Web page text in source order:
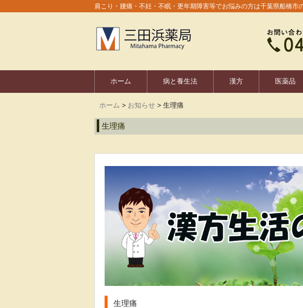
肩こり・腰痛・不妊・不眠・更年期障害等でお悩みの方は千葉県船橋市
ホーム 病と養生法 漢方 医薬品
ホーム > お知らせ > 生理痛
生理痛
生理痛